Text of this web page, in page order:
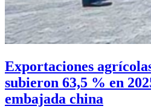
Exportaciones
subieron 63,5 % en
embajada china